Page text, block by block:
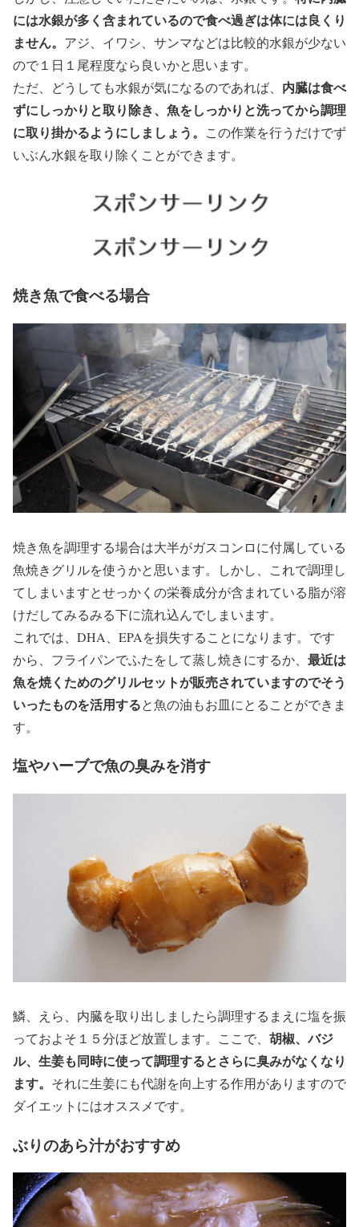
には水銀が多く含まれているので食べ過ぎは体には良くり
ません。 アジ、イワシ、サンマなどは比較的水銀が少ない
ので１日１尾程度なら良いかと思います。
ただ、どうしても水銀が気になるのであれば、 内臓は食べ
ずにしっかりと取り除き、魚をしっかりと洗ってから調理
に取り掛かるようにしましょう。 この作業を行うだけでず
いぶん水銀を取り除くことができます。
焼き魚で食べる場合
焼き魚を調理する場合は大半がガスコンロに付属している
魚焼きグリルを使うかと思います。しかし、これで調理し
てしまいますとせっかくの栄養成分が含まれている脂が溶
けだしてみるみる下に流れ込んでしまいます。
これでは、DHA、EPAを損失することになります。です
から、フライパンでふたをして蒸し焼きにするか、 最近は
魚を焼くためのグリルセットが販売されていますのでそう
いったものを活用すると魚の油もお皿にとることができま
す。
塩やハーブで魚の臭みを消す
鱗、えら、内臓を取り出しましたら調理するまえに塩を振
っておよそ１５分ほど放置します。ここで、 胡椒、バジ
ル、生姜も同時に使って調理するとさらに臭みがなくなり
ます。 それに生姜にも代謝を向上する作用がありますので
ダイエットにはオススメです。
ぶりのあら汁がおすすめ